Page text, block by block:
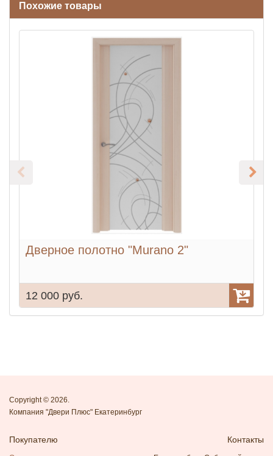
Похожие товары
Дверное полотно "Murano 2"
12 000 руб.
Copyright © 2026.
Компания "Двери Плюс" Екатеринбург
Покупателю Контакты